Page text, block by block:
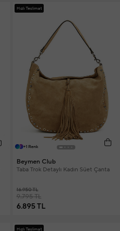
Hızlı Teslimat
+1 Renk
Beymen Club
Taba Trok Detaylı Kadın Süet Çanta
16.950 TL
9.795 TL
6.895 TL
Hızlı Teslimat